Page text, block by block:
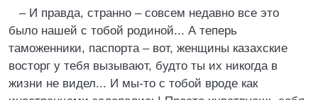
– И правда, странно – совсем недавно все это
было нашей с тобой родиной... А теперь
таможенники, паспорта – вот, женщины казахские
восторг у тебя вызывают, будто ты их никогда в
жизни не видел... И мы-то с тобой вроде как